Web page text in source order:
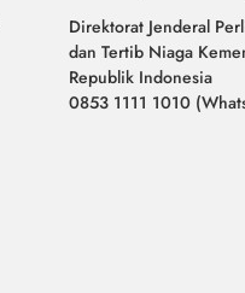
Direktorat Jenderal
dan Tertib Niaga
Republik Indonesia
0853 1111 1010